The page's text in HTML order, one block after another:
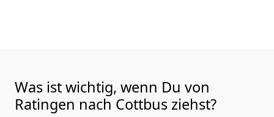
Was ist wichtig, wenn Du von
Ratingen nach Cottbus ziehst?